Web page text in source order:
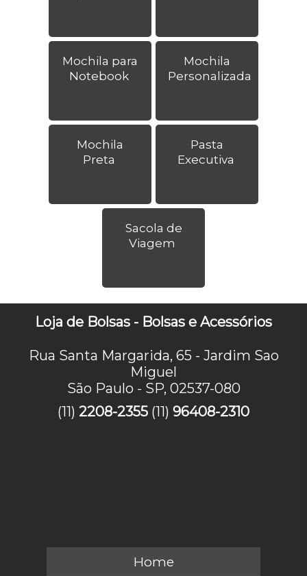
Mochila para
Notebook
Mochila
Personalizada
Mochila
Preta
Pasta
Executiva
Sacola de
Viagem
Loja de Bolsas - Bolsas e Acessórios
Rua Santa Margarida, 65 - Jardim Sao
Miguel
São Paulo - SP, 02537-080
(11) 2208-2355 (11) 96408-2310
Home